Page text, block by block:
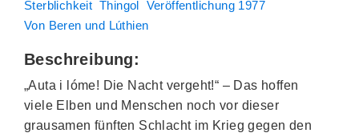
Sterblichkeit Thingol Veröffentlichung 1977
Von Beren und Lúthien
Beschreibung:
„Auta i lóme! Die Nacht vergeht!“ – Das hoffen
viele Elben und Menschen noch vor dieser
grausamen fünften Schlacht im Krieg gegen den